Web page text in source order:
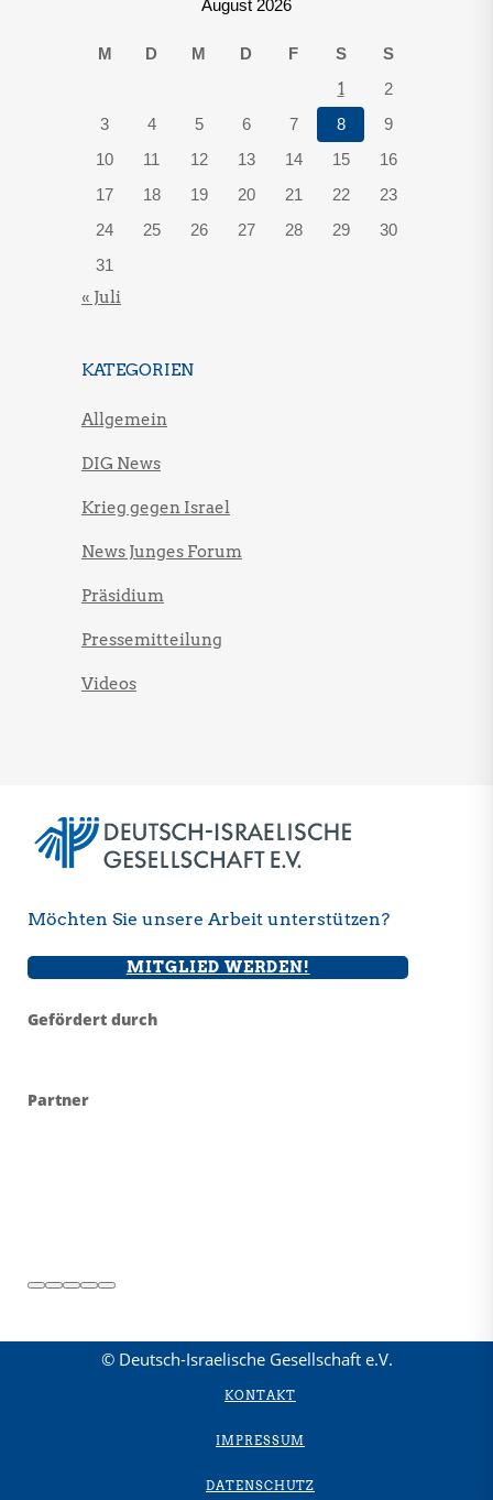
August 2026
M D M D F S S
1
2
3
4 5 6 7 8
9
10
11 12 13 14 15
16
17
18 19 20 21 22
23
24
25 26 27 28 29
30
31
« Juli
KATEGORIEN
Allgemein
DIG News
Krieg gegen Israel
News Junges Forum
Präsidium
Pressemitteilung
Videos
Möchten Sie unsere Arbeit unterstützen?
MITGLIED WERDEN!
Gefördert durch
Partner
© Deutsch-Israelische Gesellschaft e.V.
KONTAKT
IMPRESSUM
DATENSCHUTZ